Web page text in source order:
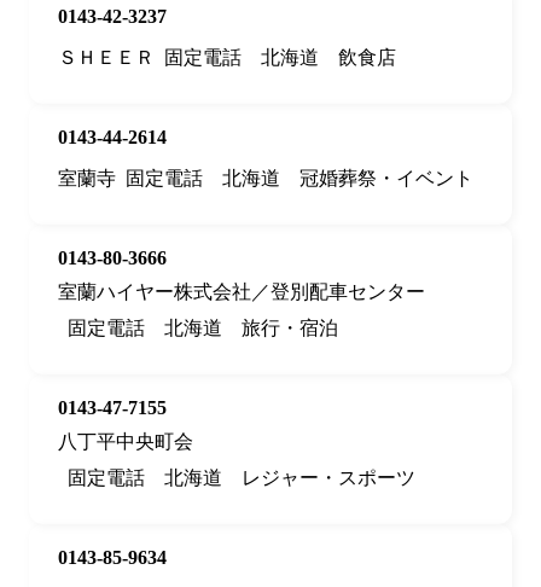
0143-42-3237
ＳＨＥＥＲ
固定電話 北海道 飲食店
0143-44-2614
室蘭寺 固定電話 北海道 冠婚葬祭・イベント
0143-80-3666
室蘭ハイヤー株式会社／登別配車センター
固定電話
北海道 旅行・宿泊
0143-47-7155
八丁平中央町会
固定電話
北海道 レジャー・スポーツ
0143-85-9634